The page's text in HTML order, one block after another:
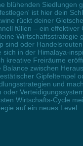
blühenden Siedlungen
ist hier dein
rückt deiner
füllen – ein effektiver
Wirtschaftsstrategie
oder
in der Himalaya-
kreative Freiräume
zwischen
Gipfeltempel
und
Wirtschafts-Cycle
auf ein neues Level.